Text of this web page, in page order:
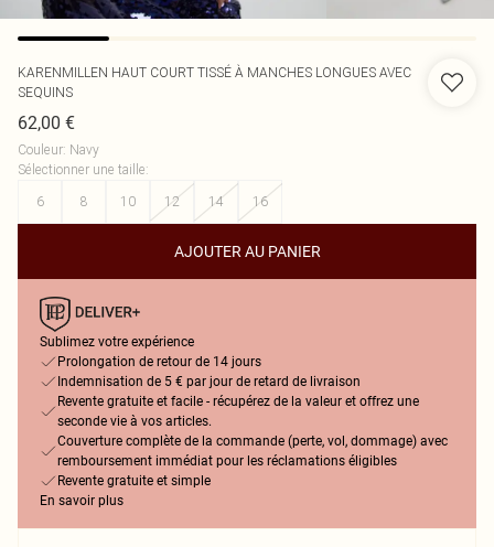
KARENMILLEN HAUT COURT TISSÉ À MANCHES LONGUES AVEC
SEQUINS
62,00 €
Couleur: Navy
Sélectionner une taille:
6
8 10 12 14 16
AJOUTER AU PANIER
Sublimez votre expérience
Prolongation de retour de 14 jours
Indemnisation de 5 € par jour de retard de livraison
Revente gratuite et facile - récupérez de la valeur et offrez une
seconde vie à vos articles.
Couverture complète de la commande (perte, vol, dommage) avec
remboursement immédiat pour les réclamations éligibles
Revente gratuite et simple
En savoir plus